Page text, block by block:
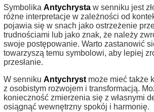
Symbolika Antychrysta w senniku jest
różne interpretacje w zależności od
pojawia się w snach jako ostrzeżenie
trudnościami lub jako znak, że należy
swoje postępowanie. Warto zastanowić
towarzyszą temu symbolowi, aby lepiej
przesłanie.
W senniku Antychryst może mieć także
z osobistym rozwojem i transformacją.
konieczność zmierzenia się z własnymi
osiągnąć wewnętrzny spokój i harmonię.